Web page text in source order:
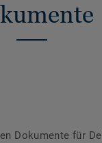
Dokumente für